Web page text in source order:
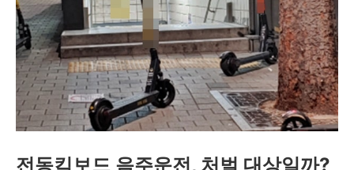
전동킥보드 음주운전, 처벌 대상일까?